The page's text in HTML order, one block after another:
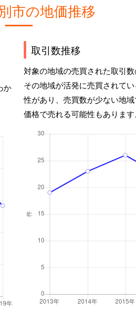
市の地価推移
か
取引数推移
対象の地域の売買された取引
その地域が活発に売買されて
性があり、売買数が少ない地
価格で売れる可能性もあります